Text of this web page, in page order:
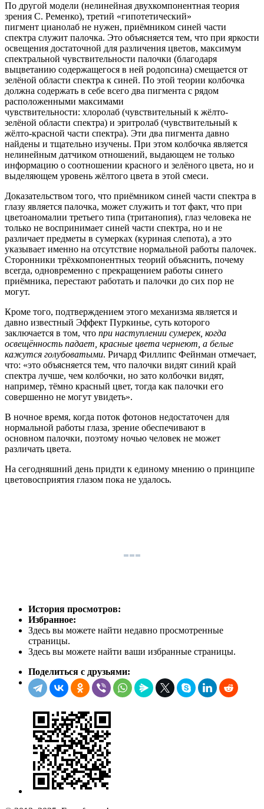
По другой модели (нелинейная двухкомпонентная теория
зрения С. Ременко), третий «гипотетический»
пигмент цианолаб не нужен, приёмником синей части
спектра служит палочка. Это объясняется тем, что при яркости
освещения достаточной для различения цветов, максимум
спектральной чувствительности палочки (благодаря
выцветанию содержащегося в ней родопсина) смещается от
зелёной области спектра к синей. По этой теории колбочка
должна содержать в себе всего два пигмента с рядом
расположенными максимами
чувствительности: хлоролаб (чувствительный к жёлто-
зелёной области спектра) и эритролаб (чувствительный к
жёлто-красной части спектра). Эти два пигмента давно
найдены и тщательно изучены. При этом колбочка является
нелинейным датчиком отношений, выдающем не только
информацию о соотношении красного и зелёного цвета, но и
выделяющем уровень жёлтого цвета в этой смеси.
Доказательством того, что приёмником синей части спектра в
глазу является палочка, может служить и тот факт, что при
цветоаномалии третьего типа (тританопия), глаз человека не
только не воспринимает синей части спектра, но и не
различает предметы в сумерках (куриная слепота), а это
указывает именно на отсутствие нормальной работы палочек.
Сторонники трёхкомпонентных теорий объяснить, почему
всегда, одновременно с прекращением работы синего
приёмника, перестают работать и палочки до сих пор не
могут.
Кроме того, подтверждением этого механизма является и
давно известный Эффект Пуркинье, суть которого
заключается в том, что при наступлении сумерек, когда
освещённость падает, красные цвета чернеют, а белые
кажутся голубоватыми. Ричард Филлипс Фейнман отмечает,
что: «это объясняется тем, что палочки видят синий край
спектра лучше, чем колбочки, но зато колбочки видят,
например, тёмно красный цвет, тогда как палочки его
совершенно не могут увидеть».
В ночное время, когда поток фотонов недостаточен для
нормальной работы глаза, зрение обеспечивают в
основном палочки, поэтому ночью человек не может
различать цвета.
На сегодняшний день придти к единому мнению о принципе
цветовосприятия глазом пока не удалось.
История просмотров:
Избранное:
Здесь вы можете найти недавно просмотренные
страницы.
Здесь вы можете найти ваши избранные страницы.
Поделиться с друзьями: